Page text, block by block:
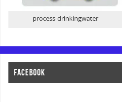
process-drinkingwater
FACEBOOK